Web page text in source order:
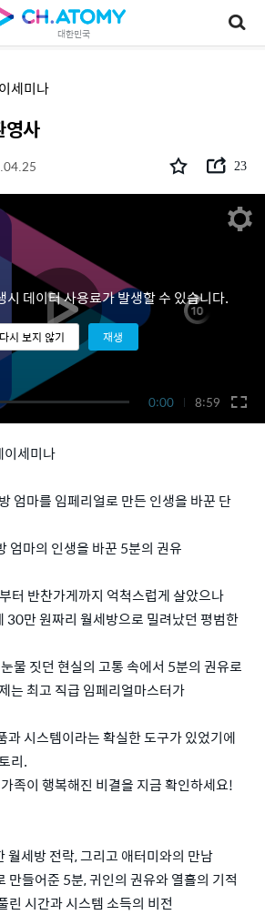
대한민국
세미나
사
23
0:00 8:59
시 데이터 사용료가 발생할 수 있습니다.
다시 보지 않기 재생
세미나
엄마를 임페리얼로 만든 인생을 바꾼 단
엄마의 인생을 바꾼 5분의 권유
터 반찬가게까지 억척스럽게 살았으나
30만 원짜리 월세방으로 밀려났던 평범한
물 짓던 현실의 고통 속에서 5분의 권유로
는 최고 직급 임페리얼마스터가
과 시스템이라는 확실한 도구가 있었기에
리.
족이 행복해진 비결을 지금 확인하세요!
세방 전락, 그리고 애터미와의 만남
들어준 5분, 귀인의 권유와 열흘의 기적
시간과 시스템 소득의 비전